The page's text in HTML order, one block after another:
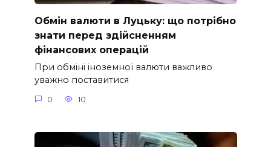
Обмін валюти в Луцьку: що потрібно
знати перед здійсненням
фінансових операцій
При обміні іноземної валюти важливо
уважно поставитися
0 10